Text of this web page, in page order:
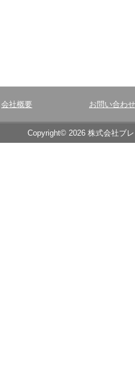
会社概要 お問い合わせ
Copyright© 2026 株式会社ブ